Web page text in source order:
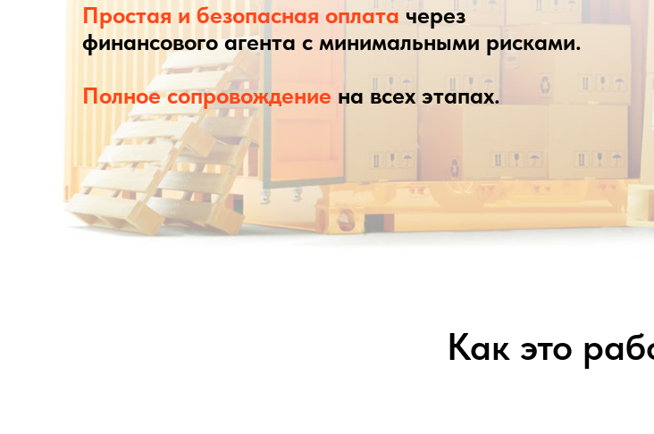
Простая и безопасная оплата через
финансового агента с минимальными рисками.
Полное сопровождение на всех этапах.
Как это